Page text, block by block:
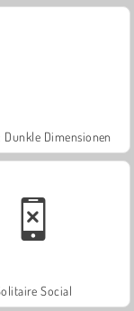
Dunkle Dimensionen
Social